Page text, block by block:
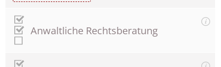
Anwaltliche Rechtsberatung